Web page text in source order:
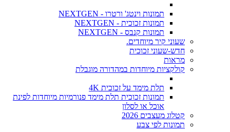
תמונות וינטג' ורטרו - NEXTGEN
תמונות זכוכית - NEXTGEN
תמונות קנבס - NEXTGEN
שעוני קיר מיוחדים.
חדש-שעוני זכוכית
מראות
קולקציות מיוחדות במהדורה מוגבלת
תלת מימד על זכוכית 4K
תמונות זכוכית תלת מימד פנורמיות מיוחדות לפינת
אוכל או לסלון
קטלוג מעצבים 2026
תמונות לפי צבע